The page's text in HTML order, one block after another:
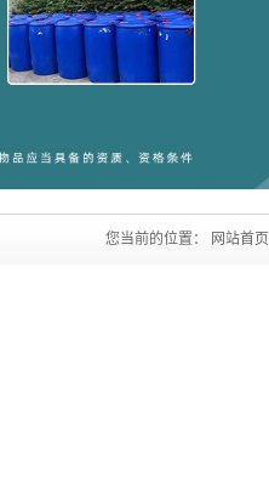
您当前的位置： 网站首页